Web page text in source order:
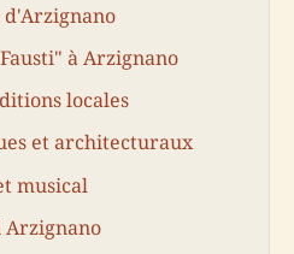
à Arzignano
locales
et architecturaux
musical
Arzignano